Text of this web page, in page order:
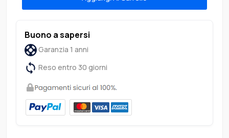
Buono a sapersi
Garanzia 1 anni
Reso entro 30 giorni